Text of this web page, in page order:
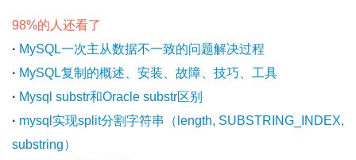
98%的人还看了
· MySQL一次主从数据不一致的问题解决过程
· MySQL复制的概述、安装、故障、技巧、工具
· Mysql substr和Oracle substr区别
· mysql实现split分割字符串（length, SUBSTRING_INDEX,
substring）